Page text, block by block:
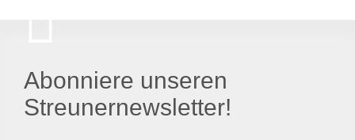
Abonniere unseren
Streunernewsletter!